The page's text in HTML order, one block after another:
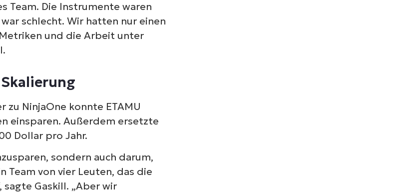
Team. Die Instrumente waren
schlecht. Wir hatten nur einen
und die Arbeit unter
zu NinjaOne konnte ETAMU
einsparen. Außerdem ersetzte
Dollar pro Jahr.
sondern auch darum,
Team von vier Leuten, das die
Gaskill. „Aber wir